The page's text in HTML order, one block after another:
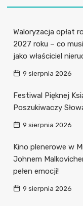
Waloryzacja opłat
2027 roku – co
jako właściciel
9 sierpnia 2026
Festiwal Pięknej
Poszukiwaczy
9 sierpnia 2026
Kino plenerowe w
Johnem
pełen emocji!
9 sierpnia 2026